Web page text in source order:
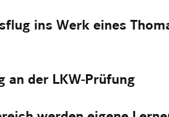
ins Werk eines
an der LKW-Prüfung